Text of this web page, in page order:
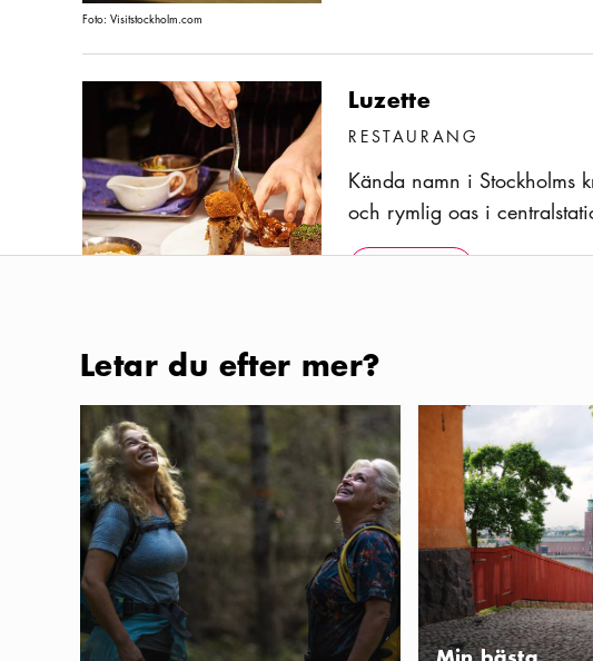
Foto: Visitstockholm.com
Luzette
RESTAURANG
Kända namn i Stockholms
och rymlig oas i
inredning och trevlig
Foto: Susanna Blåvarg
Vetekatten
CAFÉ
Vetekatten är en av flera
kaffestugor där du kan
bakverk av bästa kvalitet.
öppet nästan dagligen
idag har de sex filialer i
Visa mer Icon.plusAltText
Visa mer
Letar du efter mer?
Stockholm för naturälskare Min bästa